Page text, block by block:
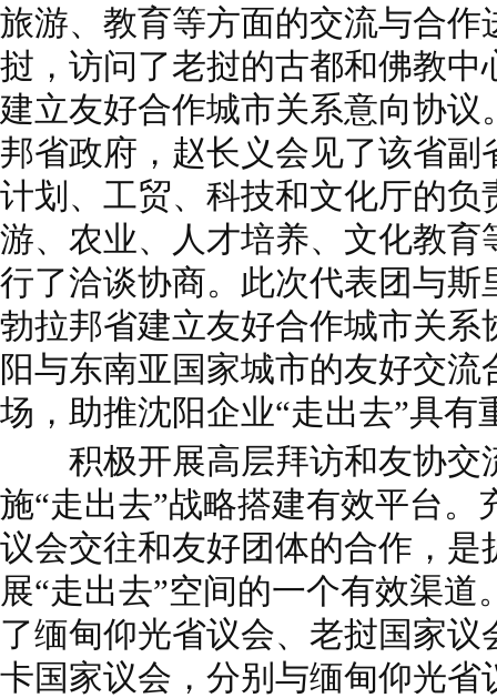
旅游、教育等方面的交流与合作
挝，访问了老挝的古都和佛教中
建立友好合作城市关系意向协
邦省政府，赵长义会见了该省
计划、工贸、科技和文化厅的负
游、农业、人才培养、文化教育
行了洽谈协商。此次代表团与斯
勃拉邦省建立友好合作城市关系
阳与东南亚国家城市的友好交
场，助推沈阳企业“走出去”具有
积极开展高层拜访和友协交
施“走出去”战略搭建有效平台。
议会交往和友好团体的合作，是
展“走出去”空间的一个有效渠
了缅甸仰光省议会、老挝国家
卡国家议会，分别与缅甸仰光省